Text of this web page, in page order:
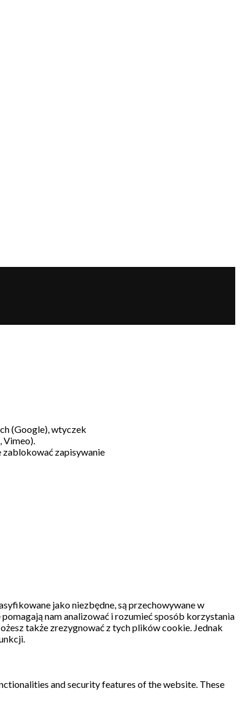
(Google), wtyczek
Vimeo).
zablokować zapisywanie
jako niezbędne, są przechowywane w
nam analizować i rozumieć sposób korzystania
także zrezygnować z tych plików cookie. Jednak
and security features of the website. These